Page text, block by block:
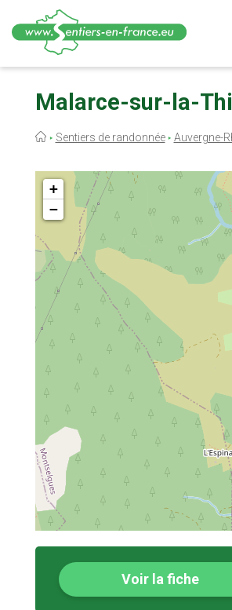
contenuMalarce-sur-la-
Fil
Sentiers de randonnée Auvergne-
+
−
Voir la fiche